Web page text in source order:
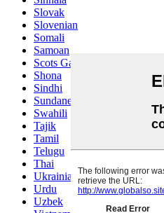
Slovak
Slovenian
Somali
Samoan
Scots Gaelic
Shona
Sindhi
Sundanese
Swahili
Tajik
Tamil
Telugu
Thai
Ukrainian
Urdu
Uzbek